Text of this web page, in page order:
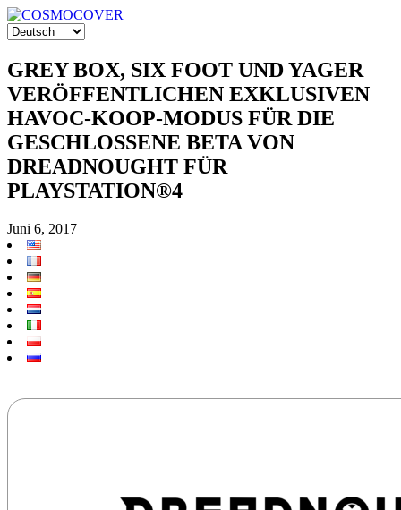
GREY BOX, SIX FOOT UND YAGER
VERÖFFENTLICHEN EXKLUSIVEN
HAVOC-KOOP-MODUS FÜR DIE
GESCHLOSSENE BETA VON
DREADNOUGHT FÜR
PLAYSTATION®4
Juni 6, 2017